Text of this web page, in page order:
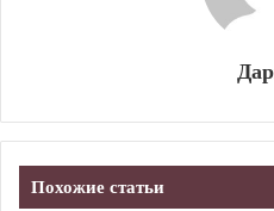
Похожие статьи